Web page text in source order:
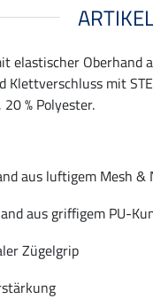
elastischer
mit
% Polyester.
aus luftigem Mesh &
aus griffigem PU-
Zügelgrip